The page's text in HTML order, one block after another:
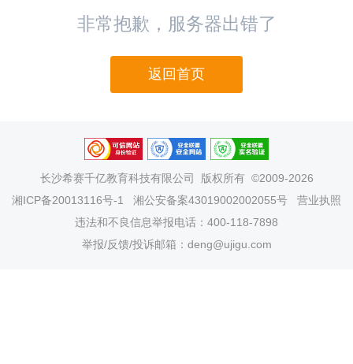
非常抱歉，服务器出错了
返回首页
长沙希赛千亿教育科技有限公司
版权所有 ©2009-2026
湘ICP备20013116号-1
湘公安备案43019002002055号
营业执照
违法和不良信息举报电话：400-118-7898
举报/反馈/投诉邮箱：deng@ujigu.com